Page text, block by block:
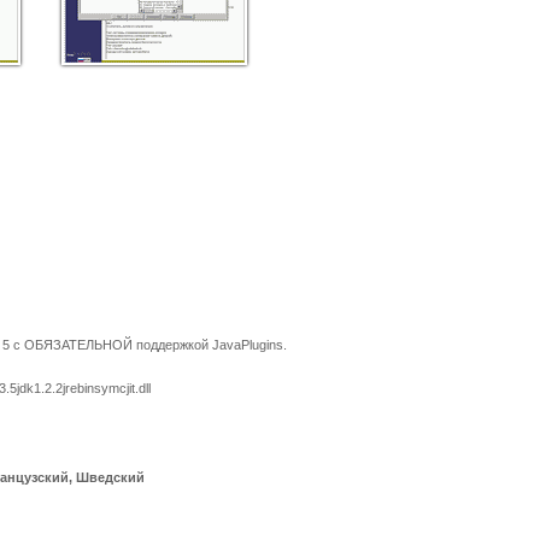
5 с ОБЯЗАТЕЛЬНОЙ поддержкой JavaPlugins.
Шведский